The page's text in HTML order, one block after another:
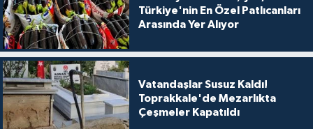
Türkiye'nin En Özel Patlıcanları
Arasında Yer Alıyor
Vatandaşlar Susuz Kaldı!
Toprakkale'de Mezarlıkta
Çeşmeler Kapatıldı